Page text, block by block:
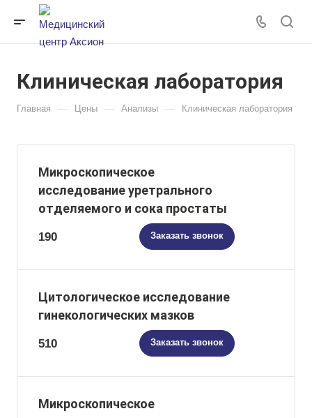
Клиническая лаборатория
Главная — Цены — Анализы — Клиническая лаборатория
Микроскопическое
исследование уретрального
отделяемого и сока простаты
190 Заказать звонок
Цитологическое исследование
гинекологических мазков
510 Заказать звонок
Микроскопическое